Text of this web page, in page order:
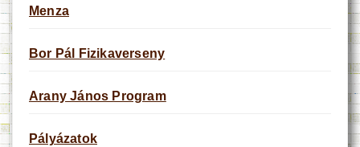
Menza
Bor Pál Fizikaverseny
Arany János Program
Pályázatok